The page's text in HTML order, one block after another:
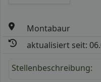
Montabaur
aktualisiert seit:
Stellenbeschreibung: